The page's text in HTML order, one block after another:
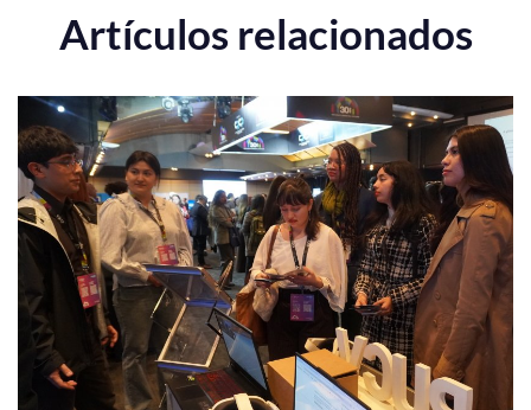
Artículos relacionados